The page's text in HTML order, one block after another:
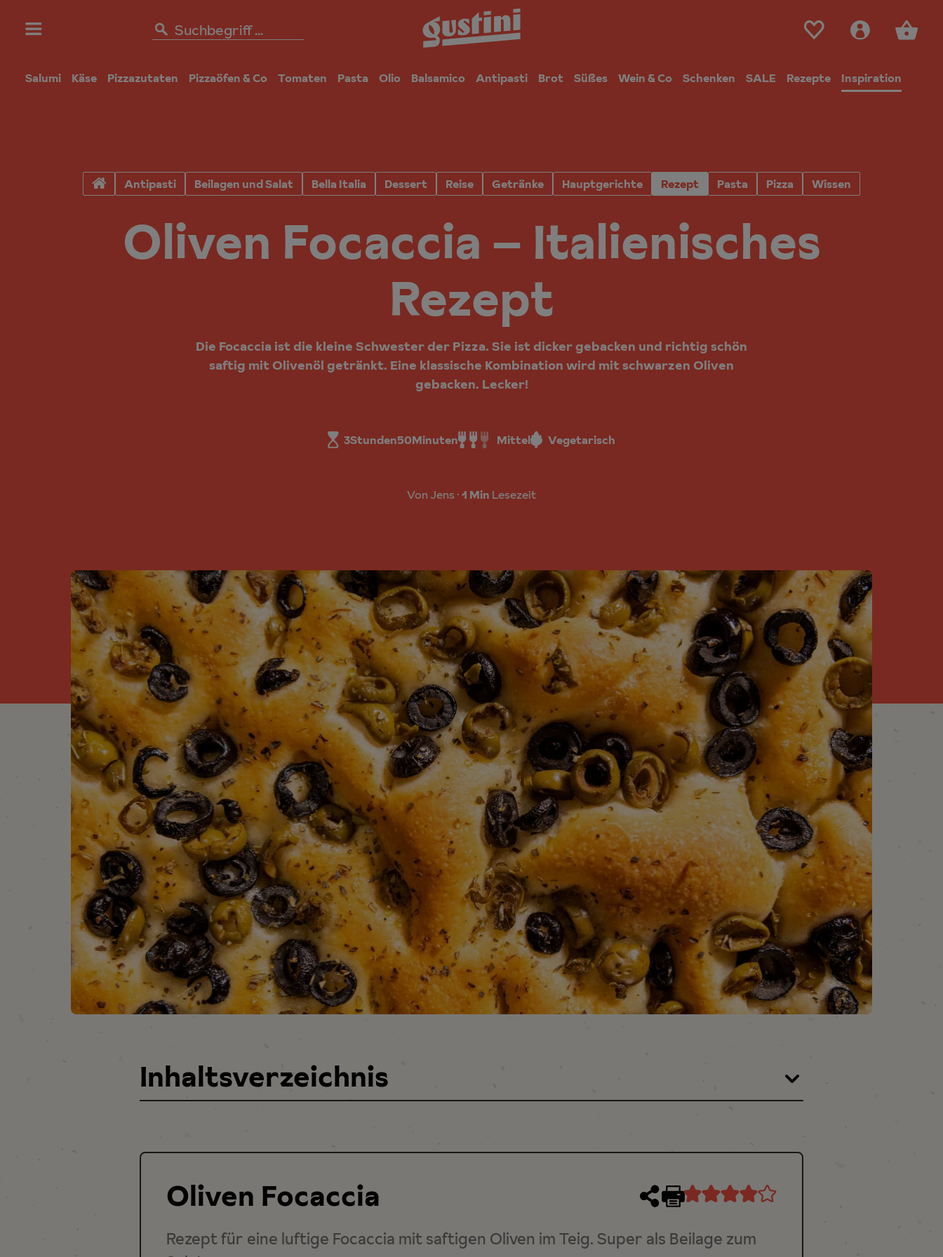
Salumi Käse Pizzazutaten Pizzaöfen & Co Tomaten Pasta Olio Balsamico Antipasti Brot Süßes Wein & Co Schenken SALE Rezepte Inspiration
Antipasti Beilagen und Salat Bella Italia Dessert Reise Getränke Hauptgerichte Rezept Pasta Pizza Wissen
Oliven Focaccia – Italienisches
Rezept
Die Focaccia ist die kleine Schwester der Pizza. Sie ist dicker gebacken und richtig schön
saftig mit Olivenöl getränkt. Eine klassische Kombination wird mit schwarzen Oliven
gebacken. Lecker!
3Stunden50Minuten Mittel Vegetarisch
Von Jens 1 Min Lesezeit
Inhaltsverzeichnis
Oliven Focaccia
Rezept
Rezept für eine luftige Focaccia mit saftigen Oliven im Teig. Super als Beilage zum